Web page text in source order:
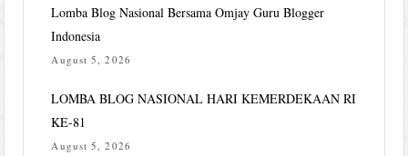
Lomba Blog Nasional Bersama Omjay Guru Blogger
Indonesia
August 5, 2026
LOMBA BLOG NASIONAL HARI KEMERDEKAAN RI
KE-81
August 5, 2026